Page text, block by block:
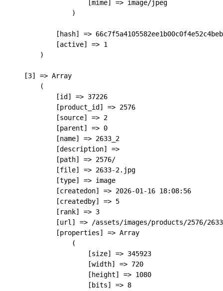
                    [mime] => image/jpeg
                )
[hash] =>
            [active] => 1
        )
    [3] => Array
        (
            [id] => 37226
            [product_id] => 2576
            [source] => 2
            [parent] => 0
            [name] => 2633_2
            [description] =>
            [path] => 2576/
            [file] => 2633-2.jpg
            [type] => image
            [createdon] => 2026-01-16 18:08:56
            [createdby] => 5
            [rank] => 3
[url] => /assets/images/products/2576/
            [properties] => Array
                (
                    [size] => 345923
                    [width] => 720
                    [height] => 1080
                    [bits] => 8